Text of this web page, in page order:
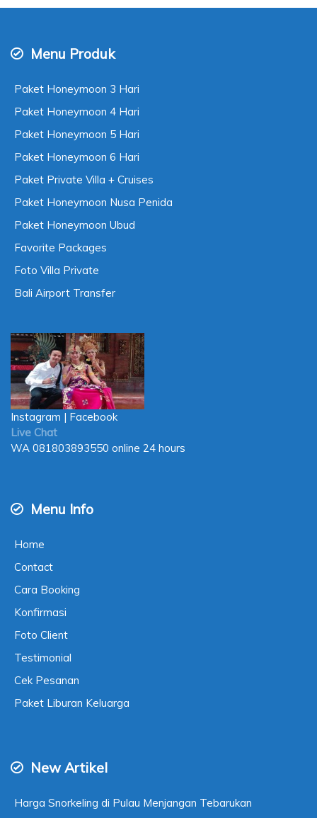
Menu Produk
Paket Honeymoon 3 Hari
Paket Honeymoon 4 Hari
Paket Honeymoon 5 Hari
Paket Honeymoon 6 Hari
Paket Private Villa + Cruises
Paket Honeymoon Nusa Penida
Paket Honeymoon Ubud
Favorite Packages
Foto Villa Private
Bali Airport Transfer
Instagram | Facebook
Live Chat
WA 081803893550 online 24 hours
Menu Info
Home
Contact
Cara Booking
Konfirmasi
Foto Client
Testimonial
Cek Pesanan
Paket Liburan Keluarga
New Artikel
Harga Snorkeling di Pulau Menjangan Tebarukan